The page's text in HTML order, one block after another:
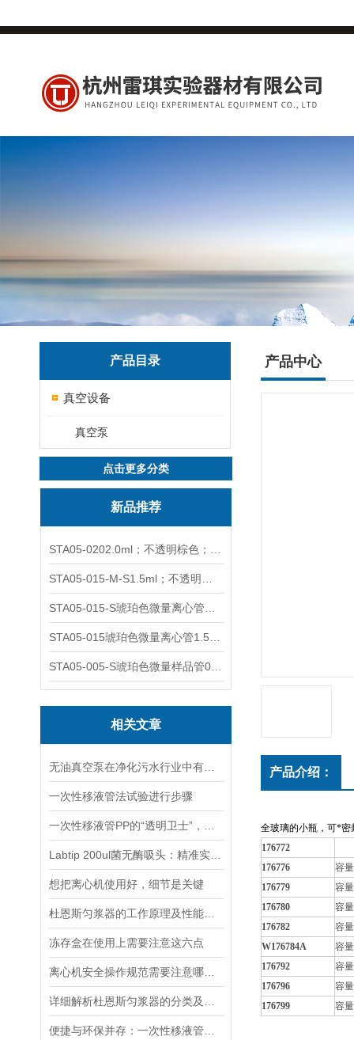
产品目录
真空设备
真空泵
点击更多分类
新品推荐
相关文章
一次性移液管法试验进行步骤
想把离心机使用好，细节是关键
冻存盒在使用上需要注意这六点
产品中心
产品介绍：
全玻璃的小瓶，可*密
176772
176776
容量
176779
容量
176780
容量
176782
容量
W176784A
容量
176792
容量
176796
容量
176799
容量